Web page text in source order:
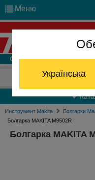
Українська
Меню
Отдел
Инструмент Makita Болгарки
Болгарка MAKITA M9502R
Болгарка MAKITA